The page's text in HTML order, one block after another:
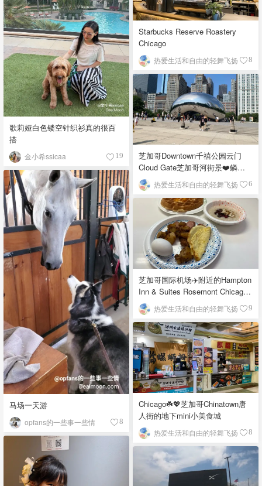
歌莉娅白色镂空针织衫真的很百
搭
金小希ssicaa 19
Starbucks Reserve Roastery
Chicago
热爱生活和自由的轻舞飞扬 8
芝加哥Downtown千禧公园云门
Cloud Gate芝加哥河街景❤️鳞次
栉比的高楼
热爱生活和自由的轻舞飞扬 6
马场一天游
opfans的一些事一些情 8
芝加哥国际机场✈️附近的Hampton
Inn & Suites Rosemont Chicago
O'Hare自助早餐
热爱生活和自由的轻舞飞扬 9
Chicago☘️💖芝加哥Chinatown唐
人街的地下mini小美食城
热爱生活和自由的轻舞飞扬 8